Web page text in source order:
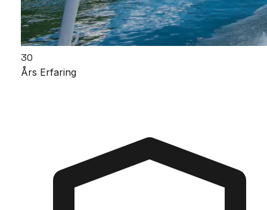
30
Års Erfaring